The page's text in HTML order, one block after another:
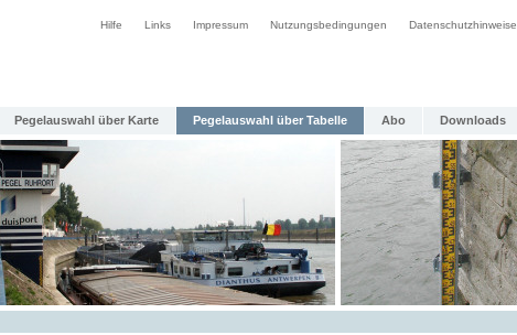
Hilfe Links Impressum Nutzungsbedingungen Datenschutzhinweise
Pegelauswahl über Karte Pegelauswahl über Tabelle Abo Downloads